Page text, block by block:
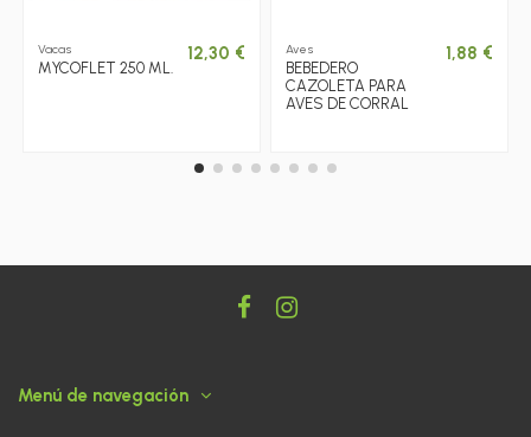
Vacas
MYCOFLET 250 ML.
12,30 € Aves
BEBEDERO
CAZOLETA PARA
AVES DE CORRAL
1,88 €
Menú de navegación